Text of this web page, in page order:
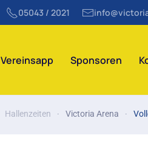
05043 / 2021
Vereinsapp Sponsoren
Hallenzeiten Victoria Arena